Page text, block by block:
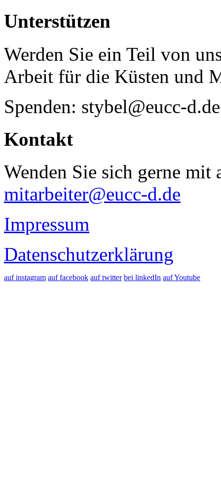
Unterstützen
Werden Sie ein Teil von
Arbeit für die Küsten und
Spenden: stybel@eucc-d.de
Kontakt
Wenden Sie sich gerne mit
mitarbeiter@eucc-d.de
Impressum
Datenschutzerklärung
auf instagram auf facebook auf twitter bei linkedIn auf Youtube